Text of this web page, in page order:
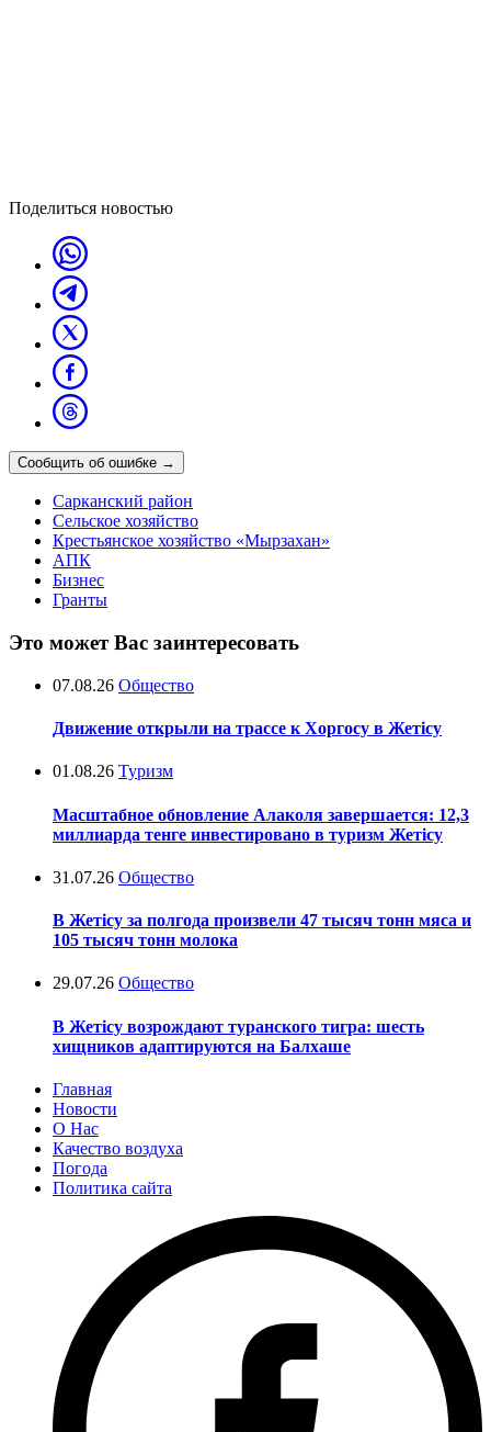
Поделиться новостью
Сообщить об ошибке →
Сарканский район
Сельское хозяйство
Крестьянское хозяйство «Мырзахан»
АПК
Бизнес
Гранты
Это может Вас заинтересовать
07.08.26 Общество
Движение открыли на трассе к Хоргосу в Жетісу
01.08.26 Туризм
Масштабное обновление Алаколя завершается: 12,3
миллиарда тенге инвестировано в туризм Жетісу
31.07.26 Общество
В Жетісу за полгода произвели 47 тысяч тонн мяса и
105 тысяч тонн молока
29.07.26 Общество
В Жетісу возрождают туранского тигра: шесть
хищников адаптируются на Балхаше
Главная
Новости
О Нас
Качество воздуха
Погода
Политика сайта